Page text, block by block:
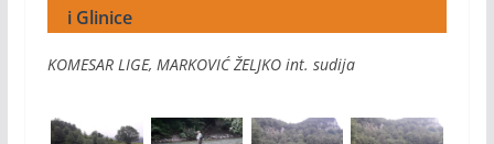
i Glinice
KOMESAR LIGE, MARKOVIĆ ŽELJKO int. sudija